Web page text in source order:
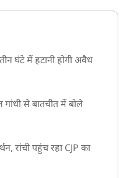
घंटे में हटानी होगी अवैध
गांधी से बातचीत में बोले
रांची पहुंच रहा CJP का